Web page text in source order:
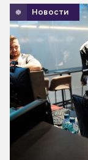
Новости